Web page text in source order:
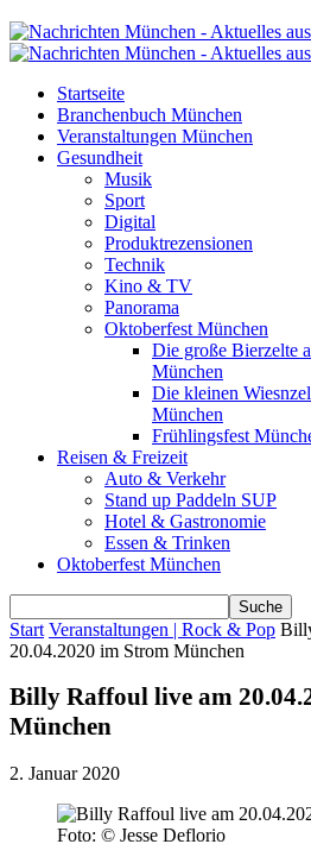
Startseite
Branchenbuch München
Veranstaltungen München
Gesundheit
Musik
Sport
Digital
Produktrezensionen
Technik
Kino & TV
Panorama
Oktoberfest München
Die große Bierzelte
München
Die kleinen
München
Frühlingsfest
Reisen & Freizeit
Auto & Verkehr
Stand up Paddeln SUP
Hotel & Gastronomie
Essen & Trinken
Oktoberfest München
Start Veranstaltungen | Rock & Pop
20.04.2020 im Strom München
Billy Raffoul live am
München
2. Januar 2020
Foto: © Jesse Deflorio